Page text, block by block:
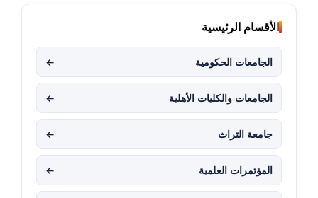
الأقسام الرئيسية
الجامعات الحكومية ←
الجامعات والكليات الأهلية ←
جامعة التراث ←
المؤتمرات العلمية ←